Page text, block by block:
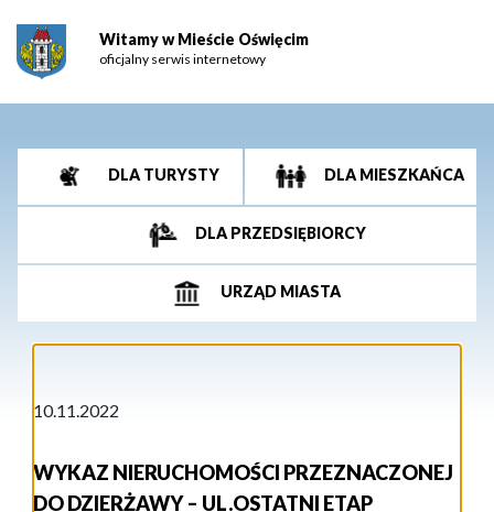
Witamy w Mieście Oświęcim
oficjalny serwis internetowy
DLA TURYSTY DLA MIESZKAŃCA
DLA PRZEDSIĘBIORCY
URZĄD MIASTA
10.11.2022
WYKAZ NIERUCHOMOŚCI PRZEZNACZONEJ
DO DZIERŻAWY – UL.OSTATNI ETAP